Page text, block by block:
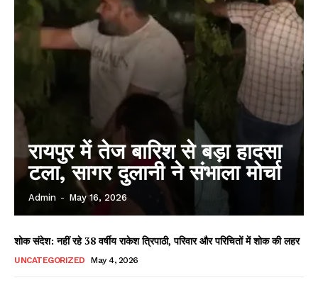
रायपुर में तेज बारिश से बड़ा हादसा
टला, सागर दुलानी ने संभाला मोर्चा
Admin - May 16, 2026
शोक संदेश: नहीं रहे 38 वर्षीय राकेश त्रिपाठी, परिवार और परिचितों में शोक की लहर
UNCATEGORIZED May 4, 2026